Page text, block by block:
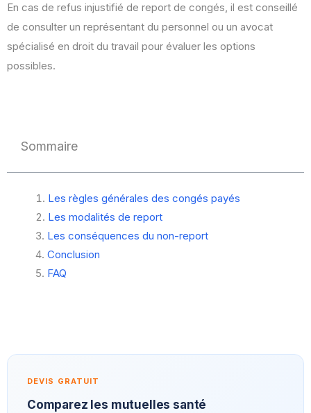
En cas de refus injustifié de report de congés, il est conseillé
de consulter un représentant du personnel ou un avocat
spécialisé en droit du travail pour évaluer les options
possibles.
Sommaire
Les règles générales des congés payés
Les modalités de report
Les conséquences du non-report
Conclusion
FAQ
DEVIS GRATUIT
Comparez les mutuelles santé